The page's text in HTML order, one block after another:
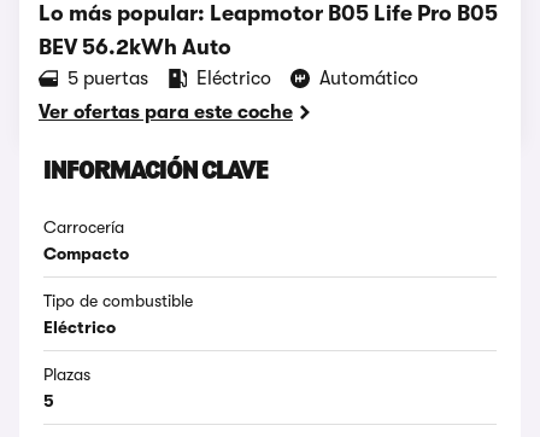
Lo más popular: Leapmotor B05 Life Pro B05
BEV 56.2kWh Auto
5 puertas Eléctrico
Automático
Ver ofertas para este coche
INFORMACIÓN CLAVE
Carrocería
Compacto
Tipo de combustible
Eléctrico
Plazas
5